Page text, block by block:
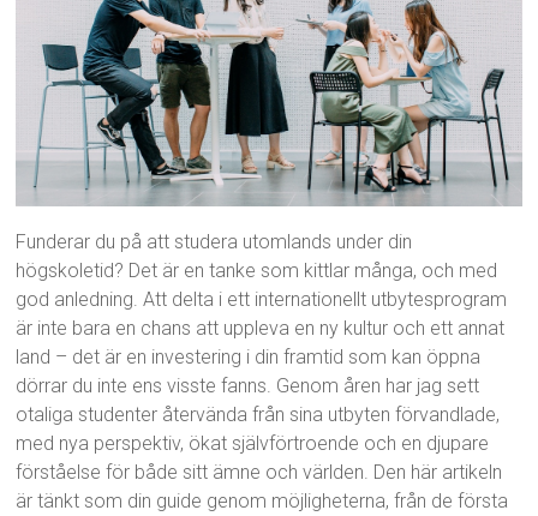
Funderar du på att studera utomlands under din
högskoletid? Det är en tanke som kittlar många, och med
god anledning. Att delta i ett internationellt utbytesprogram
är inte bara en chans att uppleva en ny kultur och ett annat
land – det är en investering i din framtid som kan öppna
dörrar du inte ens visste fanns. Genom åren har jag sett
otaliga studenter återvända från sina utbyten förvandlade,
med nya perspektiv, ökat självförtroende och en djupare
förståelse för både sitt ämne och världen. Den här artikeln
är tänkt som din guide genom möjligheterna, från de första